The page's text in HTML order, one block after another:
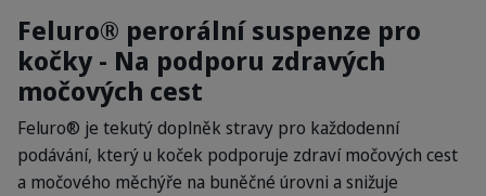
Feluro® perorální suspenze pro
kočky - Na podporu zdravých
močových cest
Feluro® je tekutý doplněk stravy pro každodenní
podávání, který u koček podporuje zdraví močových cest
a močového měchýře na buněčné úrovni a snižuje